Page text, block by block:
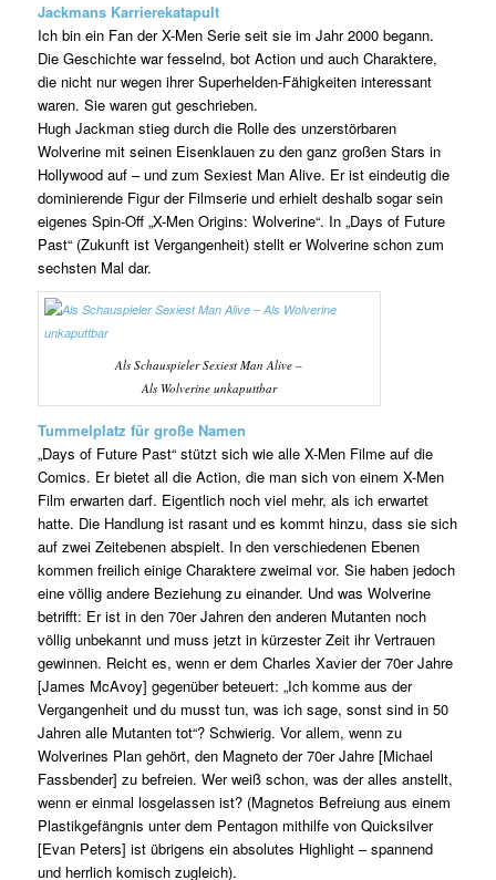
Jackmans Karrierekatapult
Ich bin ein Fan der X-Men Serie seit sie im Jahr 2000 begann.
Die Geschichte war fesselnd, bot Action und auch Charaktere,
die nicht nur wegen ihrer Superhelden-Fähigkeiten interessant
waren. Sie waren gut geschrieben.
Hugh Jackman stieg durch die Rolle des unzerstörbaren
Wolverine mit seinen Eisenklauen zu den ganz großen Stars in
Hollywood auf – und zum Sexiest Man Alive. Er ist eindeutig die
dominierende Figur der Filmserie und erhielt deshalb sogar sein
eigenes Spin-Off „X-Men Origins: Wolverine“. In „Days of Future
Past“ (Zukunft ist Vergangenheit) stellt er Wolverine schon zum
sechsten Mal dar.
Als Schauspieler Sexiest Man Alive –
Als Wolverine unkaputtbar
Tummelplatz für große Namen
„Days of Future Past“ stützt sich wie alle X-Men Filme auf die
Comics. Er bietet all die Action, die man sich von einem X-Men
Film erwarten darf. Eigentlich noch viel mehr, als ich erwartet
hatte. Die Handlung ist rasant und es kommt hinzu, dass sie sich
auf zwei Zeitebenen abspielt. In den verschiedenen Ebenen
kommen freilich einige Charaktere zweimal vor. Sie haben jedoch
eine völlig andere Beziehung zu einander. Und was Wolverine
betrifft: Er ist in den 70er Jahren den anderen Mutanten noch
völlig unbekannt und muss jetzt in kürzester Zeit ihr Vertrauen
gewinnen. Reicht es, wenn er dem Charles Xavier der 70er Jahre
[James McAvoy] gegenüber beteuert: „Ich komme aus der
Vergangenheit und du musst tun, was ich sage, sonst sind in 50
Jahren alle Mutanten tot“? Schwierig. Vor allem, wenn zu
Wolverines Plan gehört, den Magneto der 70er Jahre [Michael
Fassbender] zu befreien. Wer weiß schon, was der alles anstellt,
wenn er einmal losgelassen ist? (Magnetos Befreiung aus einem
Plastikgefängnis unter dem Pentagon mithilfe von Quicksilver
[Evan Peters] ist übrigens ein absolutes Highlight – spannend
und herrlich komisch zugleich).